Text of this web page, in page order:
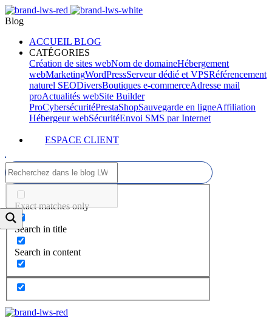
Blog
ACCUEIL BLOG
CATÉGORIES
Création de sites webNom de domaineHébergement
webMarketingWordPressServeur dédié et VPSRéférencement
naturel SEODiversBoutiques e-commerceAdresse mail
proActualités webSite Builder
ProCybersécuritéPrestaShopSauvegarde en ligneAffiliation
Hébergeur webSécuritéEnvoi SMS par Internet
ESPACE CLIENT
Exact matches only
Search in title
Search in content